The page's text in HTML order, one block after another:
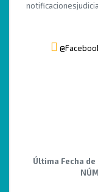
Última Fecha